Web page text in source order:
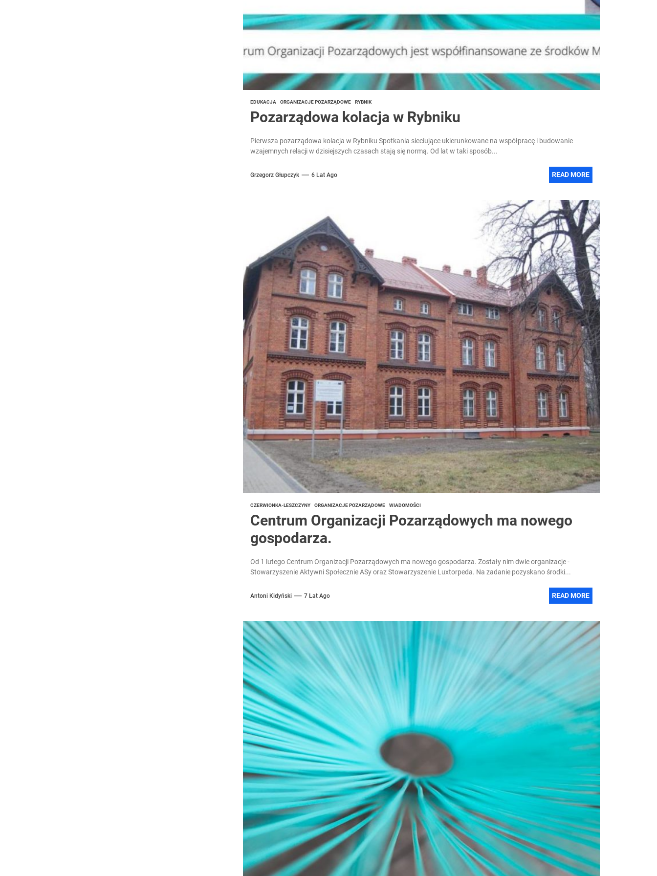
EDUKACJA ORGANIZACJE POZARZĄDOWE RYBNIK
Pozarządowa kolacja w Rybniku
Pierwsza pozarządowa kolacja w Rybniku Spotkania sieciujące ukierunkowane na współpracę i budowanie
wzajemnych relacji w dzisiejszych czasach stają się normą. Od lat w taki sposób...
Grzegorz Głupczyk 6 Lat Ago READ MORE
CZERWIONKA-LESZCZYNY ORGANIZACJE POZARZĄDOWE WIADOMOŚCI
Centrum Organizacji Pozarządowych ma nowego
gospodarza.
Od 1 lutego Centrum Organizacji Pozarządowych ma nowego gospodarza. Zostały nim dwie organizacje -
Stowarzyszenie Aktywni Społecznie ASy oraz Stowarzyszenie Luxtorpeda. Na zadanie pozyskano środki...
Antoni Kidyński 7 Lat Ago READ MORE